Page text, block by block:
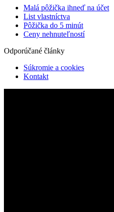
Malá pôžička ihneď na účet
List vlastníctva
Pôžička do 5 minút
Ceny nehnuteľností
Odporúčané články
Súkromie a cookies
Kontakt